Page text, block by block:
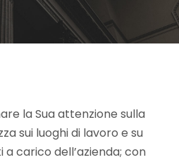
la Sua attenzione sulla
sui luoghi di lavoro e su
carico dell’azienda; con